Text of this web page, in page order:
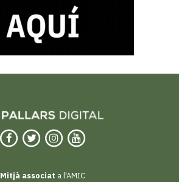
Mitjà associat a l'AMIC